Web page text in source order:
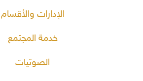
الإدارات والأقسام
خدمة المجتمع
الصوتيات